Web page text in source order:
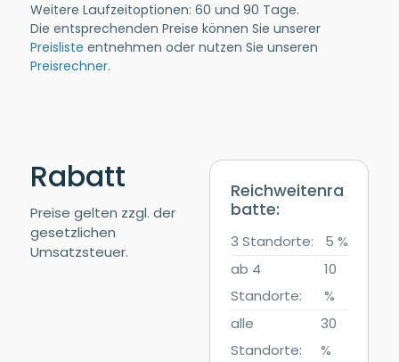
Weitere Laufzeitoptionen: 60 und 90 Tage.
Die entsprechenden Preise können Sie unserer
Preisliste entnehmen oder nutzen Sie unseren
Preisrechner.
Rabatt
Preise gelten zzgl. der
gesetzlichen
Umsatzsteuer.
Reichweitenra
batte:
3 Standorte:
5 %
ab 4
Standorte:
10
%
alle
Standorte:
30
%